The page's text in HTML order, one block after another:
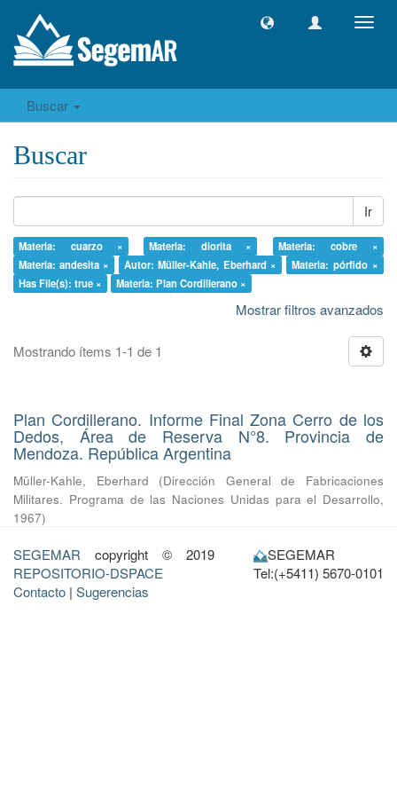
Buscar
Buscar
Ir
Materia: cuarzo × Materia: diorita ×
Materia: cobre ×
Materia: andesita ×
Autor: Müller-Kahle, Eberhard ×
Materia: pórfido ×
Has File(s): true ×
Materia: Plan Cordillerano ×
Mostrar filtros avanzados
Mostrando ítems 1-1 de 1
Plan Cordillerano. Informe Final Zona Cerro de los
Dedos, Área de Reserva N°8. Provincia de
Mendoza. República Argentina
Müller-Kahle, Eberhard (Dirección General de Fabricaciones
Militares. Programa de las Naciones Unidas para el Desarrollo,
1967)
SEGEMAR copyright © 2019
REPOSITORIO-DSPACE
Contacto | Sugerencias
SEGEMAR
Tel:(+5411) 5670-0101